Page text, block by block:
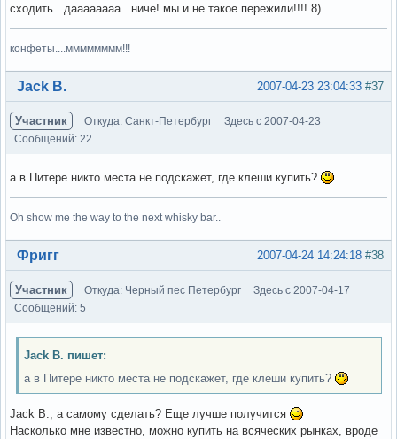
сходить...даааааааа...ниче! мы и не такое пережили!!!! 8)
конфеты....мммммммм!!!
Вне форума #37
2007-04-23 23:04:33
Jack B.
Участник Откуда: Санкт-Петербург
Здесь с 2007-04-23
Сообщений: 22
а в Питере никто места не подскажет, где клеши купить?
Oh show me the way to the next whisky bar..
Вне форума #38
2007-04-24 14:24:18
Фригг
Участник Откуда: Черный пес Петербург
Здесь с 2007-04-17
Сообщений: 5
Jack B. пишет:
а в Питере никто места не подскажет, где клеши купить?
Jack B., а самому сделать? Еще лучше получится
Насколько мне известно, можно купить на всяческих рынках, вроде